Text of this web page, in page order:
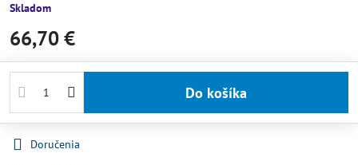
Skladom
66,70 €
Do košíka
Doručenia